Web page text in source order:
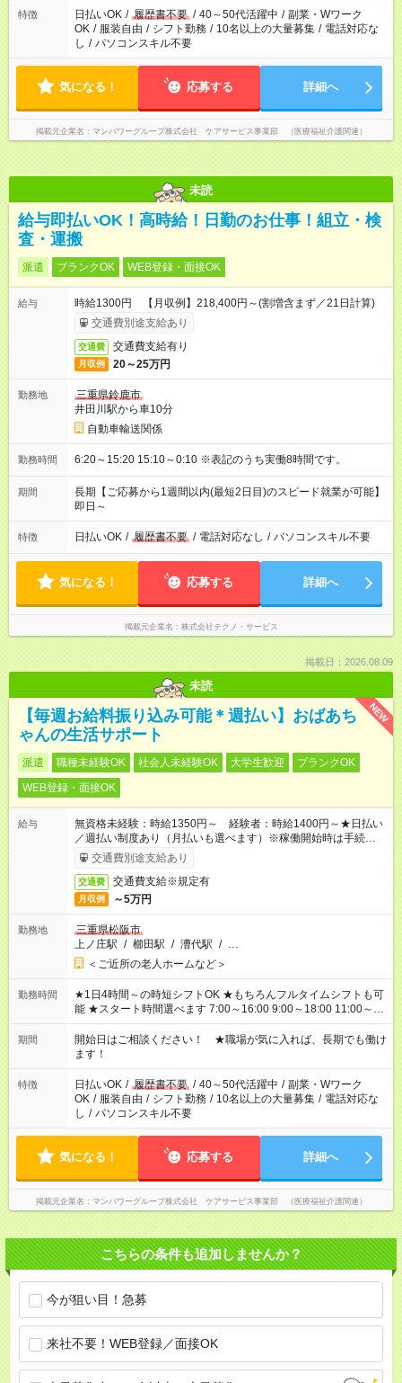
特徴 日払いOK / 履歴書不要 / 40～50代活躍中 / 副業・Wワーク
OK / 服装自由 / シフト勤務 / 10名以上の大量募集 / 電話対応な
し / パソコンスキル不要
気になる！ 応募する 詳細へ
掲載元企業名 マンパワーグループ株式会社 ケアサービス事業部 （医療福祉介護関連）
未読
給与即払いOK！高時給！日勤のお仕事！組立・検
査・運搬
派遣 ブランクOK WEB登録・面接OK
給与
時給1300円 【月収例】218,400円～(割増含まず／21日計算)
交通費別途支給あり
交通費 交通費支給有り
月収例 20～25万円
勤務地
三重県鈴鹿市
井田川駅から車10分
自動車輸送関係
勤務時間 6:20～15:20 15:10～0:10 ※表記のうち実働8時間です。
期間
長期【ご応募から1週間以内(最短2日目)のスピード就業が可能】
即日～
特徴 日払いOK / 履歴書不要 / 電話対応なし / パソコンスキル不要
気になる！ 応募する 詳細へ
掲載元企業名 株式会社テクノ・サービス
掲載日：2026.08.09
未読
NEW
【毎週お給料振り込み可能＊週払い】おばあち
ゃんの生活サポート
派遣 職種未経験OK 社会人未経験OK 大学生歓迎
ブランクOK
WEB登録・面接OK
給与
無資格未経験：時給1350円～ 経験者：時給1400円～★日払い
／週払い制度あり（月払いも選べます）※稼働開始時は手続き完
了次第のお支払いとなります。
交通費別途支給あり
交通費 交通費支給※規定有
月収例 ～5万円
勤務地
三重県松阪市
上ノ庄駅 / 櫛田駅 / 漕代駅 / …
＜ご近所の老人ホームなど＞
勤務時間
★1日4時間～の時短シフトOK ★もちろんフルタイムシフトも可
能 ★スタート時間選べます 7:00～16:00 9:00～18:00 11:00～
20:00 など 残業なし！ ※Wワークの場合、他のお仕事と合わせ
週40時間超の就業はご案内できません ※法令に基づき、週20時
間以上勤務は社会保険への加入対象となります ※労働者派遣法
（日雇い派遣の原則禁止）により、短時間・短期間の就業はご
案内が難しい場合があります
期間
開始日はご相談ください！ ★職場が気に入れば、長期でも働け
ます！
特徴 日払いOK / 履歴書不要 / 40～50代活躍中 / 副業・Wワーク
OK / 服装自由 / シフト勤務 / 10名以上の大量募集 / 電話対応な
し / パソコンスキル不要
気になる！ 応募する 詳細へ
掲載元企業名 マンパワーグループ株式会社 ケアサービス事業部 （医療福祉介護関連）
こちらの条件も追加しませんか？
今が狙い目！急募
来社不要！WEB登録／面接OK